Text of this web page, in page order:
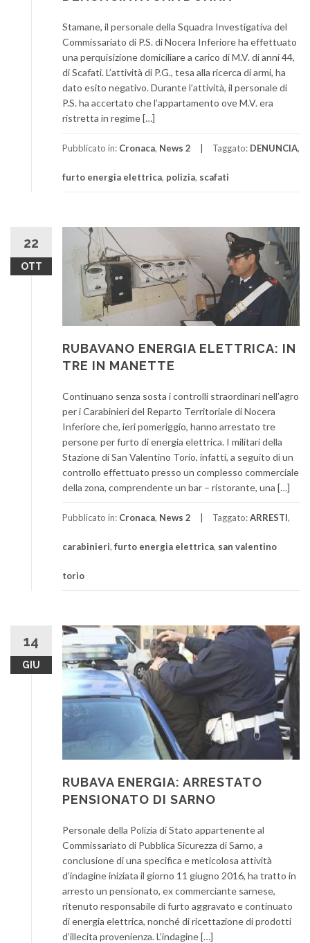
Stamane, il personale della Squadra Investigativa del
Commissariato di P.S. di Nocera Inferiore ha effettuato
una perquisizione domiciliare a carico di M.V. di anni 44,
di Scafati. L’attività di P.G., tesa alla ricerca di armi, ha
dato esito negativo. Durante l’attività, il personale di
P.S. ha accertato che l’appartamento ove M.V. era
ristretta in regime […]
Pubblicato in: Cronaca, News 2 Taggato: DENUNCIA,
furto energia elettrica, polizia, scafati
22
OTT
RUBAVANO ENERGIA ELETTRICA: IN
TRE IN MANETTE
Continuano senza sosta i controlli straordinari nell’agro
per i Carabinieri del Reparto Territoriale di Nocera
Inferiore che, ieri pomeriggio, hanno arrestato tre
persone per furto di energia elettrica. I militari della
Stazione di San Valentino Torio, infatti, a seguito di un
controllo effettuato presso un complesso commerciale
della zona, comprendente un bar – ristorante, una […]
Pubblicato in: Cronaca, News 2 Taggato:ARRESTI,
carabinieri, furto energia elettrica, san valentino
torio
14
GIU
RUBAVA ENERGIA: ARRESTATO
PENSIONATO DI SARNO
Personale della Polizia di Stato appartenente al
Commissariato di Pubblica Sicurezza di Sarno, a
conclusione di una specifica e meticolosa attività
d’indagine iniziata il giorno 11 giugno 2016, ha tratto in
arresto un pensionato, ex commerciante sarnese,
ritenuto responsabile di furto aggravato e continuato
di energia elettrica, nonché di ricettazione di prodotti
d’illecita provenienza. L’indagine […]